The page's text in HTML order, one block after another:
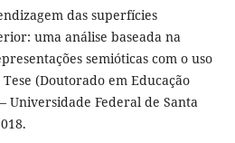
das superfícies
uma análise baseada na
semióticas com o uso
(Doutorado em Educação
Universidade Federal de Santa